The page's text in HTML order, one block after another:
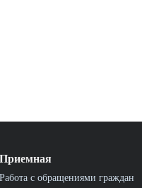
Приемная
Работа с обращениями граждан